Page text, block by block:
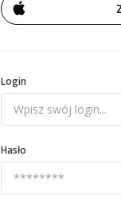
Login
Hasło